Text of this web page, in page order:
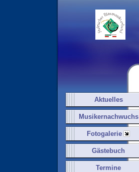
Aktuelles
Musikernachwuchs
Fotogalerie
Gästebuch
Termine